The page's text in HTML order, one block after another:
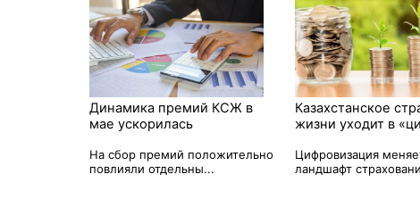
Динамика премий КСЖ в
мае ускорилась
На сбор премий положительно
повлияли отдельны...
Казахстанское
жизни уходит в
Цифровизация
ландшафт